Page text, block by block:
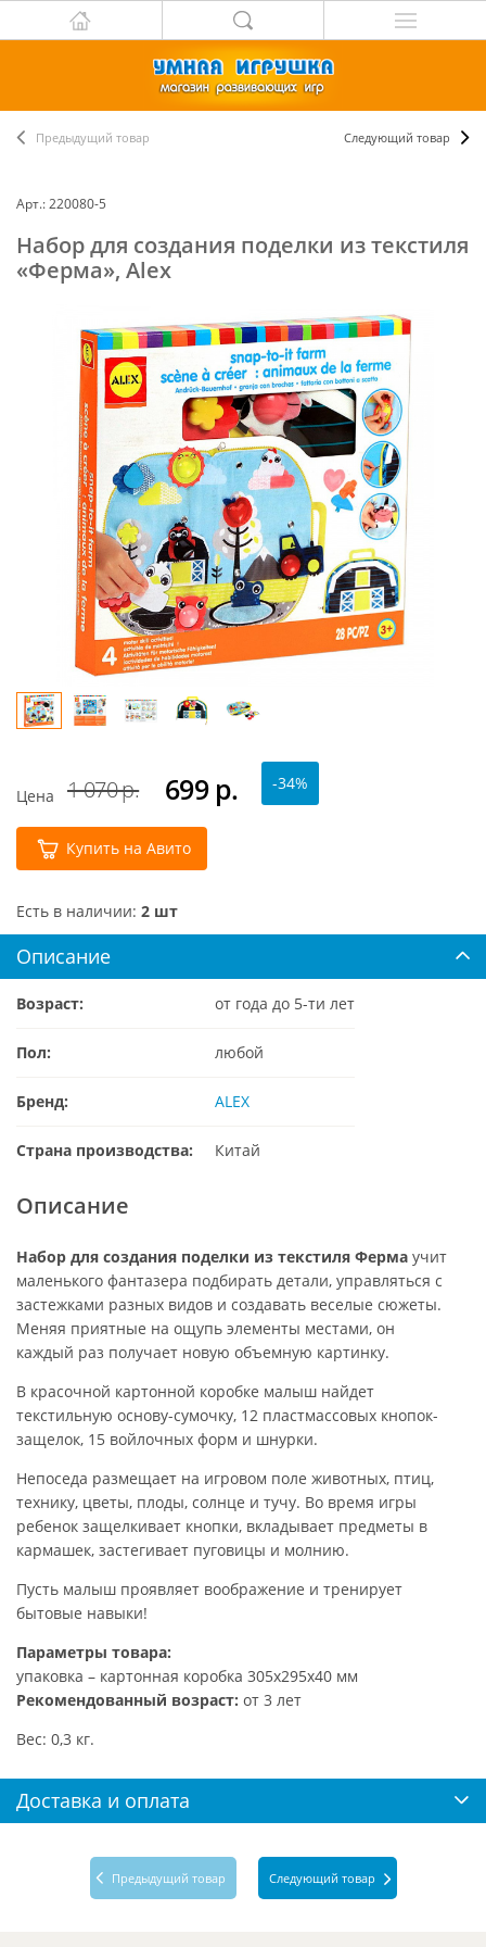
Предыдущий товар Следующий товар
Арт.: 220080-5
Набор для создания поделки из текстиля
«Ферма», Alex
Цена 1 070 р. 699 р. -34%
Купить на Авито
Есть в наличии: 2 шт
Описание
Возраст: от года до 5-ти лет
Пол: любой
Бренд: ALEX
Страна производства: Китай
Описание
Набор для создания поделки из текстиля Ферма учит
маленького фантазера подбирать детали, управляться с
застежками разных видов и создавать веселые сюжеты.
Меняя приятные на ощупь элементы местами, он
каждый раз получает новую объемную картинку.
В красочной картонной коробке малыш найдет
текстильную основу-сумочку, 12 пластмассовых кнопок-
защелок, 15 войлочных форм и шнурки.
Непоседа размещает на игровом поле животных, птиц,
технику, цветы, плоды, солнце и тучу. Во время игры
ребенок защелкивает кнопки, вкладывает предметы в
кармашек, застегивает пуговицы и молнию.
Пусть малыш проявляет воображение и тренирует
бытовые навыки!
Параметры товара:
упаковка – картонная коробка 305х295х40 мм
Рекомендованный возраст: от 3 лет
Вес: 0,3 кг.
Доставка и оплата
Предыдущий товар Следующий товар